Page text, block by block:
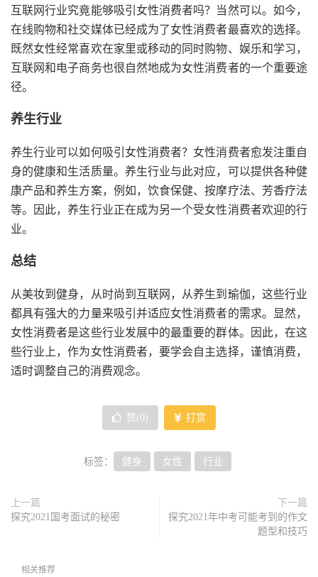
互联网行业究竟能够吸引女性消费者吗？当然可以。如今，
在线购物和社交媒体已经成为了女性消费者最喜欢的选择。
既然女性经常喜欢在家里或移动的同时购物、娱乐和学习，
互联网和电子商务也很自然地成为女性消费者的一个重要途
径。
养生行业
养生行业可以如何吸引女性消费者？女性消费者愈发注重自
身的健康和生活质量。养生行业与此对应，可以提供各种健
康产品和养生方案，例如，饮食保健、按摩疗法、芳香疗法
等。因此，养生行业正在成为另一个受女性消费者欢迎的行
业。
总结
从美妆到健身，从时尚到互联网，从养生到瑜伽，这些行业
都具有强大的力量来吸引并适应女性消费者的需求。显然，
女性消费者是这些行业发展中的最重要的群体。因此，在这
些行业上，作为女性消费者，要学会自主选择，谨慎消费，
适时调整自己的消费观念。
赞( 0 ) 打赏
标签： 健身 女性 行业
上一篇
探究2021国考面试的秘密
下一篇
探究2021年中考可能考到的作文
题型和技巧
相关推荐